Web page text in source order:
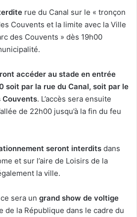
rue du Canal sur le « tronçon
Couvents et la limite avec la Ville
des Couvents » dès 19h00
accéder au stade en entrée
soit par la rue du Canal, soit par le
Couvents. L’accès sera ensuite
de 22h00 jusqu’à la fin du feu
seront interdits dans
et sur l’aire de Loisirs de la
la ville.
sera un grand show de voltige
de la République dans le cadre du